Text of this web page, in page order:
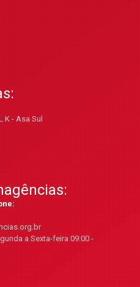
K - Asa Sul
a Sexta-feira 09:00 -